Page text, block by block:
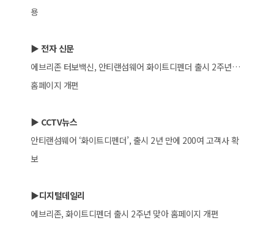
용
▶ 전자 신문
에브리존 터보백신, 안티랜섬웨어 화이트디펜더 출시 2주년…
홈페이지 개편
▶ CCTV뉴스
안티랜섬웨어 ‘화이트디펜더’, 출시 2년 만에 200여 고객사 확
보
▶디지털데일리
에브리존, 화이트디펜더 출시 2주년 맞아 홈페이지 개편